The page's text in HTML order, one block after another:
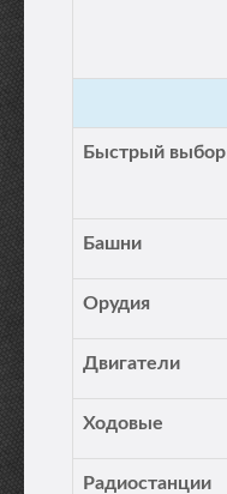
Быстрый выбор
Башни
Орудия
Двигатели
Ходовые
Радиостанции